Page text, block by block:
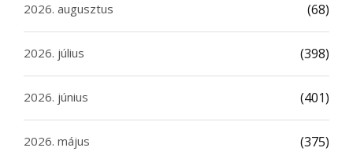
2026. augusztus (68)
2026. július (398)
2026. június (401)
2026. május (375)